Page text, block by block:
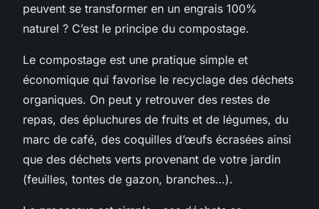
peuvent se transformer en un engrais 100%
naturel ? C’est le principe du compostage.
Le compostage est une pratique simple et
économique qui favorise le recyclage des déchets
organiques. On peut y retrouver des restes de
repas, des épluchures de fruits et de légumes, du
marc de café, des coquilles d’œufs écrasées ainsi
que des déchets verts provenant de votre jardin
(feuilles, tontes de gazon, branches…).